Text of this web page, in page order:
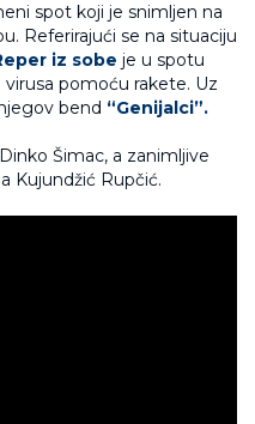
spot koji je snimljen na
Referirajući se na situaciju
iz sobe je u spotu
pomoću rakete. Uz
bend “Genijalci”.
Šimac, a zanimljive
Kujundžić Rupčić.